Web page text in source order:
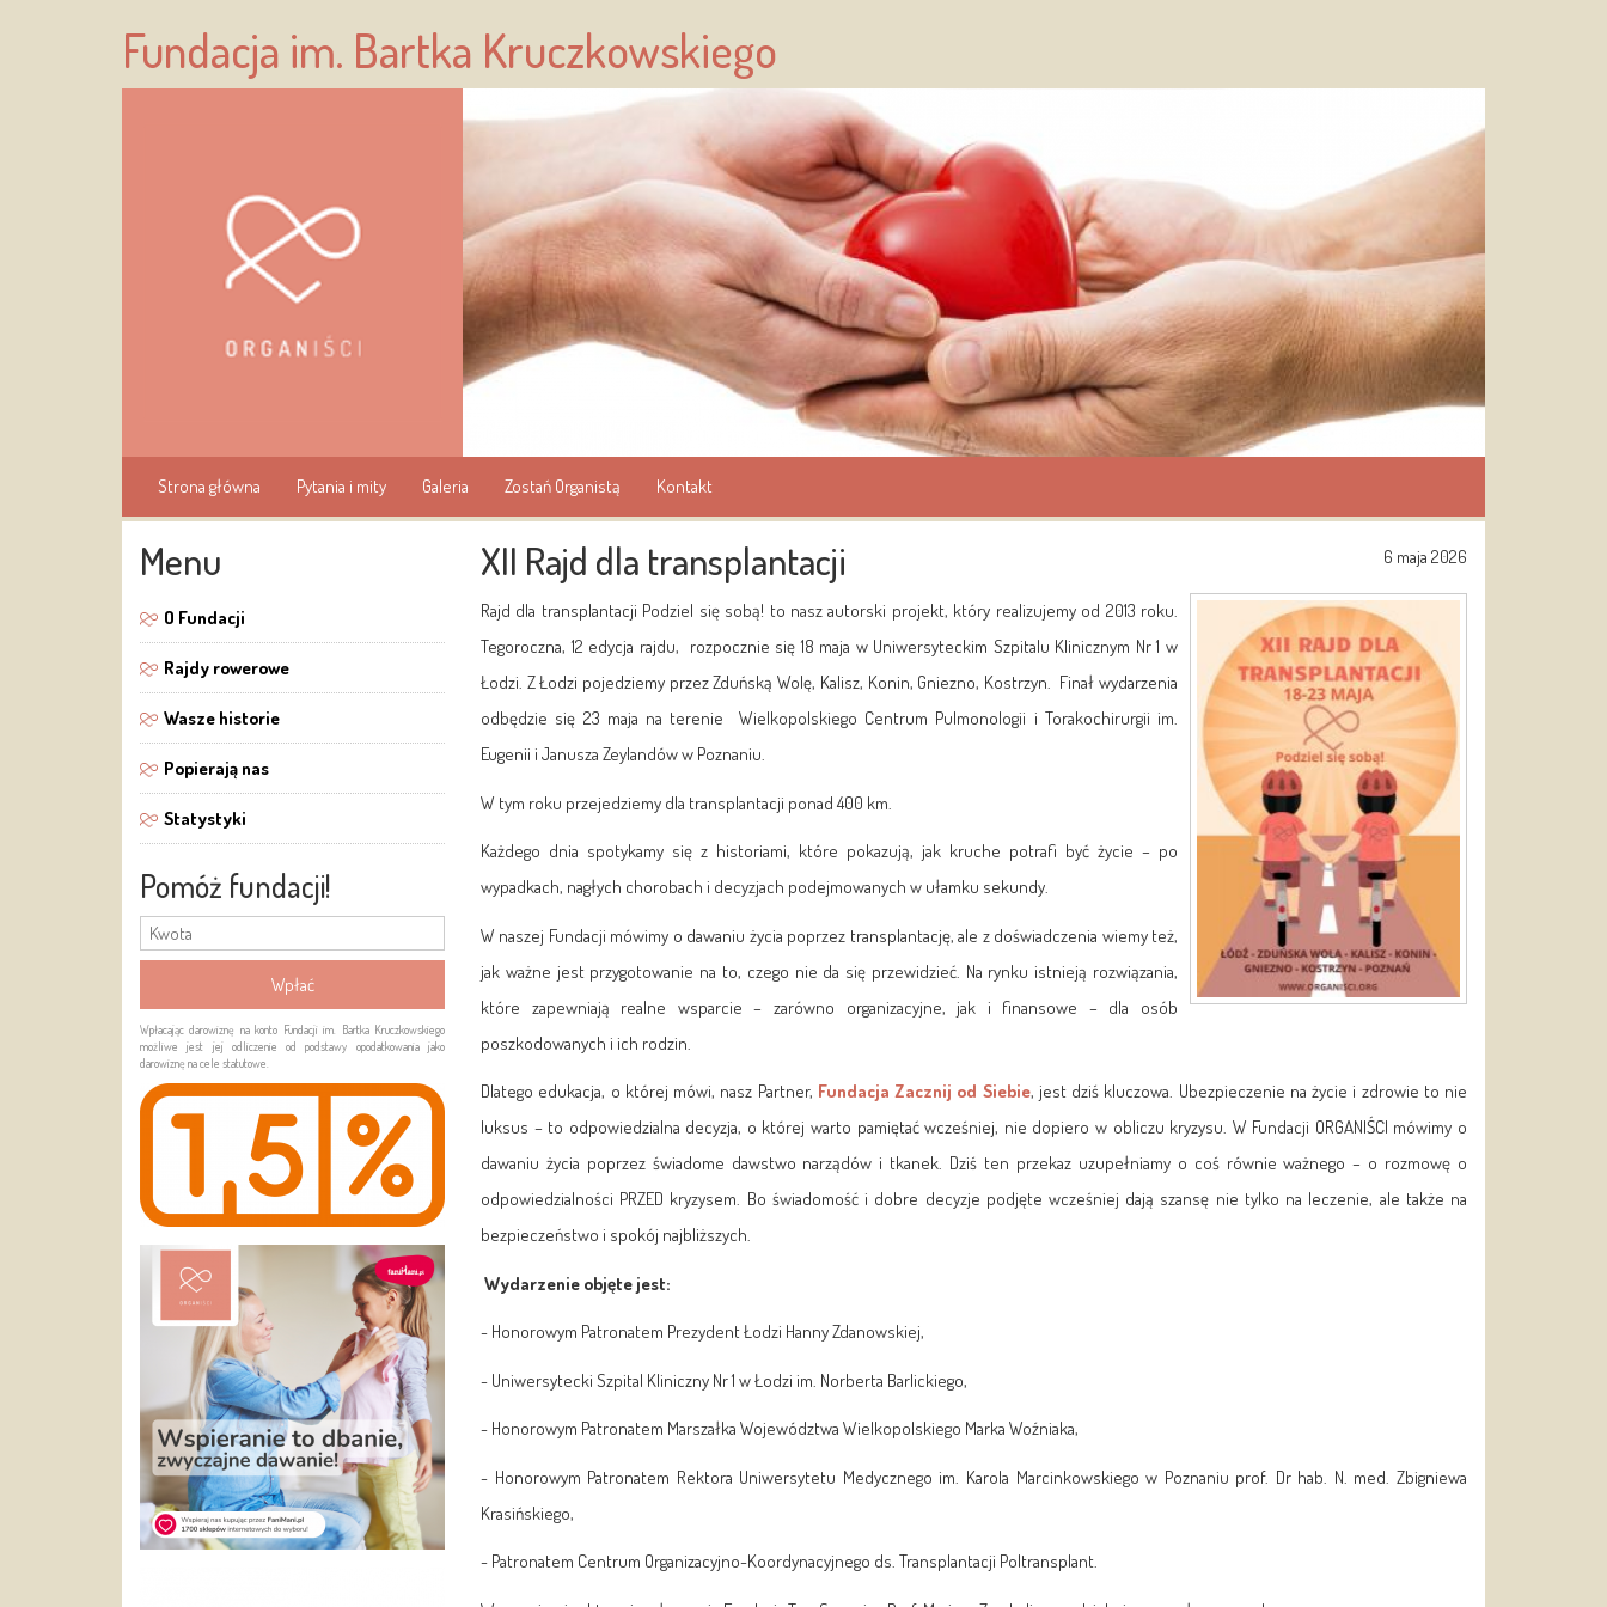
Fundacja im. Bartka Kruczkowskiego
Strona główna Pytania i mity Galeria Zostań Organistą Kontakt
Menu
O Fundacji
Rajdy rowerowe
Wasze historie
Popierają nas
Statystyki
Pomóż fundacji!
Wpłacając darowiznę na konto Fundacji im. Bartka Kruczkowskiego
możliwe jest jej odliczenie od podstawy opodatkowania jako
darowiznę na cele statutowe.
6 maja 2026
XII Rajd dla transplantacji
Rajd dla transplantacji Podziel się sobą! to nasz autorski projekt, który realizujemy od 2013 roku.
Tegoroczna, 12 edycja rajdu, rozpocznie się 18 maja w Uniwersyteckim Szpitalu Klinicznym Nr 1 w
Łodzi. Z Łodzi pojedziemy przez Zduńską Wolę, Kalisz, Konin, Gniezno, Kostrzyn. Finał wydarzenia
odbędzie się 23 maja na terenie Wielkopolskiego Centrum Pulmonologii i Torakochirurgii im.
Eugenii i Janusza Zeylandów w Poznaniu.
W tym roku przejedziemy dla transplantacji ponad 400 km.
Każdego dnia spotykamy się z historiami, które pokazują, jak kruche potrafi być życie – po
wypadkach, nagłych chorobach i decyzjach podejmowanych w ułamku sekundy.
W naszej Fundacji mówimy o dawaniu życia poprzez transplantację, ale z doświadczenia wiemy też,
jak ważne jest przygotowanie na to, czego nie da się przewidzieć. Na rynku istnieją rozwiązania,
które zapewniają realne wsparcie – zarówno organizacyjne, jak i finansowe – dla osób
poszkodowanych i ich rodzin.
Dlatego edukacja, o której mówi, nasz Partner, Fundacja Zacznij od Siebie, jest dziś kluczowa. Ubezpieczenie na życie i zdrowie to nie
luksus – to odpowiedzialna decyzja, o której warto pamiętać wcześniej, nie dopiero w obliczu kryzysu. W Fundacji ORGANIŚCI mówimy o
dawaniu życia poprzez świadome dawstwo narządów i tkanek. Dziś ten przekaz uzupełniamy o coś równie ważnego – o rozmowę o
odpowiedzialności PRZED kryzysem. Bo świadomość i dobre decyzje podjęte wcześniej dają szansę nie tylko na leczenie, ale także na
bezpieczeństwo i spokój najbliższych.
Wydarzenie objęte jest:
- Honorowym Patronatem Prezydent Łodzi Hanny Zdanowskiej,
- Uniwersytecki Szpital Kliniczny Nr 1 w Łodzi im. Norberta Barlickiego,
- Honorowym Patronatem Marszałka Województwa Wielkopolskiego Marka Woźniaka,
- Honorowym Patronatem Rektora Uniwersytetu Medycznego im. Karola Marcinkowskiego w Poznaniu prof. Dr hab. N. med. Zbigniewa
Krasińskiego,
- Patronatem Centrum Organizacyjno-Koordynacyjnego ds. Transplantacji Poltransplant.